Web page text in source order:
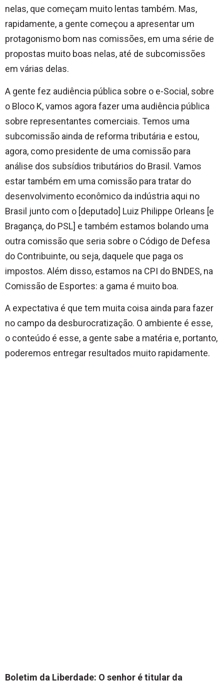
nelas, que começam muito lentas também. Mas,
rapidamente, a gente começou a apresentar um
protagonismo bom nas comissões, em uma série de
propostas muito boas nelas, até de subcomissões
em várias delas.
A gente fez audiência pública sobre o e-Social, sobre
o Bloco K, vamos agora fazer uma audiência pública
sobre representantes comerciais. Temos uma
subcomissão ainda de reforma tributária e estou,
agora, como presidente de uma comissão para
análise dos subsídios tributários do Brasil. Vamos
estar também em uma comissão para tratar do
desenvolvimento econômico da indústria aqui no
Brasil junto com o [deputado] Luiz Philippe Orleans [e
Bragança, do PSL] e também estamos bolando uma
outra comissão que seria sobre o Código de Defesa
do Contribuinte, ou seja, daquele que paga os
impostos. Além disso, estamos na CPI do BNDES, na
Comissão de Esportes: a gama é muito boa.
A expectativa é que tem muita coisa ainda para fazer
no campo da desburocratização. O ambiente é esse,
o conteúdo é esse, a gente sabe a matéria e, portanto,
poderemos entregar resultados muito rapidamente.
Boletim da Liberdade: O senhor é titular da